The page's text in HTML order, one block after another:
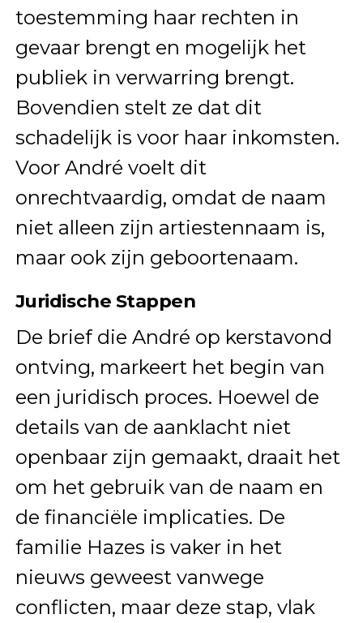
toestemming haar rechten in
gevaar brengt en mogelijk het
publiek in verwarring brengt.
Bovendien stelt ze dat dit
schadelijk is voor haar inkomsten.
Voor André voelt dit
onrechtvaardig, omdat de naam
niet alleen zijn artiestennaam is,
maar ook zijn geboortenaam.
Juridische Stappen
De brief die André op kerstavond
ontving, markeert het begin van
een juridisch proces. Hoewel de
details van de aanklacht niet
openbaar zijn gemaakt, draait het
om het gebruik van de naam en
de financiële implicaties. De
familie Hazes is vaker in het
nieuws geweest vanwege
conflicten, maar deze stap, vlak